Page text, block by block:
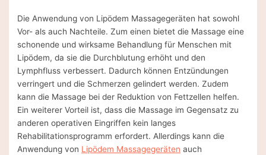
Die Anwendung von Lipödem Massagegeräten hat sowohl
Vor- als auch Nachteile. Zum einen bietet die Massage eine
schonende und wirksame Behandlung für Menschen mit
Lipödem, da sie die Durchblutung erhöht und den
Lymphfluss verbessert. Dadurch können Entzündungen
verringert und die Schmerzen gelindert werden. Zudem
kann die Massage bei der Reduktion von Fettzellen helfen.
Ein weiterer Vorteil ist, dass die Massage im Gegensatz zu
anderen operativen Eingriffen kein langes
Rehabilitationsprogramm erfordert. Allerdings kann die
Anwendung von Lipödem Massagegeräten auch